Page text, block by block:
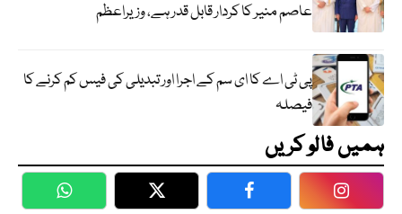
عاصم منیر کا کردار قابل قدر ہے، وزیراعظم
پی ٹی اے کا ای سم کے اجرا اور تبدیلی کی فیس کم کرنے کا
فیصلہ
ہمیں فالو کریں
WhatsApp Twitter Facebook